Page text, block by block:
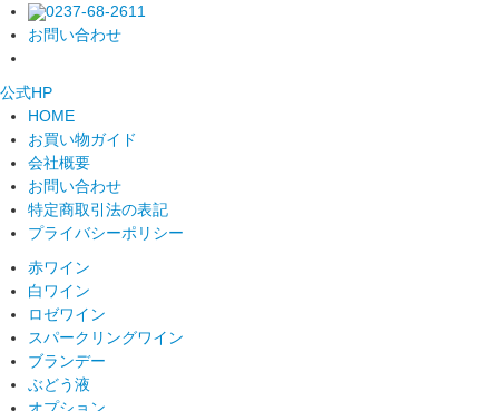
0237-68-2611
お問い合わせ
公式HP
HOME
お買い物ガイド
会社概要
お問い合わせ
特定商取引法の表記
プライバシーポリシー
赤ワイン
白ワイン
ロゼワイン
スパークリングワイン
ブランデー
ぶどう液
オプション